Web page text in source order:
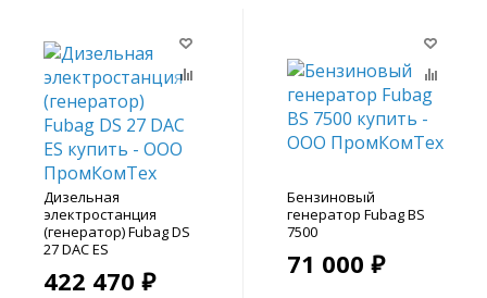
Дизельная
электростанция
(генератор) Fubag DS
27 DAC ES
422 470 ₽
Бензиновый
генератор Fubag BS
7500
71 000 ₽